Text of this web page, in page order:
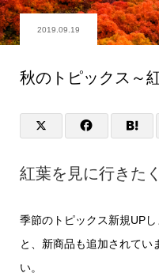
2019.09.19
秋のトピックス～
紅葉を見に行きた
季節のトピックス新規UP
と、新商品も追加されてい
い。